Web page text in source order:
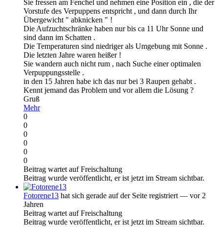
Sie fressen am Fenchel und nehmen eine Position ein , die der
Vorstufe des Verpuppens entspricht , und dann durch Ihr
Übergewicht " abknicken " !
Die Aufzuchtschränke haben nur bis ca 11 Uhr Sonne und
sind dann im Schatten .
Die Temperaturen sind niedriger als Umgebung mit Sonne .
Die letzten Jahre waren heißer !
Sie wandern auch nicht rum , nach Suche einer optimalen
Verpuppungsstelle .
in den 15 Jahren habe ich das nur bei 3 Raupen gehabt .
Kennt jemand das Problem und vor allem die Lösung ?
Gruß
Mehr
0
0
0
0
0
0
Beitrag wartet auf Freischaltung
Beitrag wurde veröffentlicht, er ist jetzt im Stream sichtbar.
Fotorene13 hat sich gerade auf der Seite registriert — vor 2
Jahren
Beitrag wartet auf Freischaltung
Beitrag wurde veröffentlicht, er ist jetzt im Stream sichtbar.